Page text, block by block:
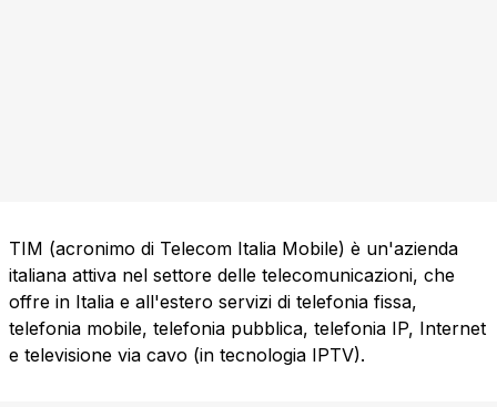
TIM (acronimo di Telecom Italia Mobile) è un'azienda
italiana attiva nel settore delle telecomunicazioni, che
offre in Italia e all'estero servizi di telefonia fissa,
telefonia mobile, telefonia pubblica, telefonia IP, Internet
e televisione via cavo (in tecnologia IPTV).